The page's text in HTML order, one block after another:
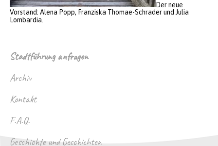
Der neue
Vorstand: Alena Popp, Franziska Thomae-Schrader und Julia
Lombardia.
Stadtführung anfragen
Archiv
Kontakt
F.A.Q.
Geschichte und Geschichten